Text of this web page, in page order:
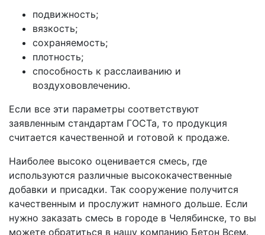
подвижность;
вязкость;
сохраняемость;
плотность;
способность к расслаиванию и
воздухововлечению.
Если все эти параметры соответствуют
заявленным стандартам ГОСТа, то продукция
считается качественной и готовой к продаже.
Наиболее высоко оценивается смесь, где
используются различные высококачественные
добавки и присадки. Так сооружение получится
качественным и прослужит намного дольше. Если
нужно заказать смесь в городе в Челябинске, то вы
можете обратиться в нашу компанию Бетон Всем.